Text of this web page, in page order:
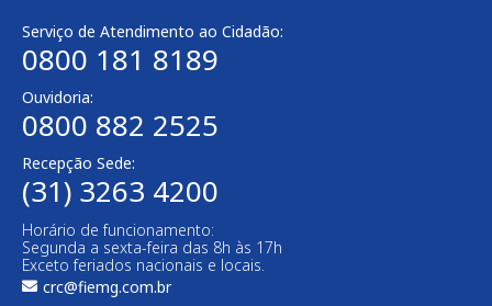
Serviço de Atendimento ao Cidadão:
0800 181 8189
Ouvidoria:
0800 882 2525​
Recepção Sede:
(31) 3263 4200
Horário de funcionamento:
Segunda a sexta-feira das 8h às 17h
Exceto feriados nacionais e locais.
crc@fiemg.com.br